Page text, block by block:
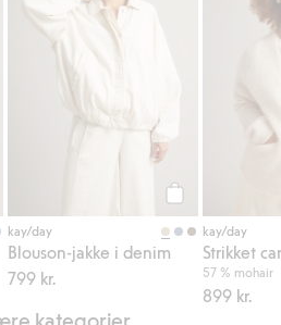
til Legg til
kay/day
Blouson-jakke i denim
799 kr.
kay/day
57 % mohair
899 kr.
kategorier